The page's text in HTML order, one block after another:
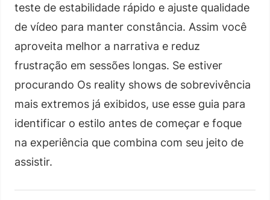
teste de estabilidade rápido e ajuste qualidade
de vídeo para manter constância. Assim você
aproveita melhor a narrativa e reduz
frustração em sessões longas. Se estiver
procurando Os reality shows de sobrevivência
mais extremos já exibidos, use esse guia para
identificar o estilo antes de começar e foque
na experiência que combina com seu jeito de
assistir.